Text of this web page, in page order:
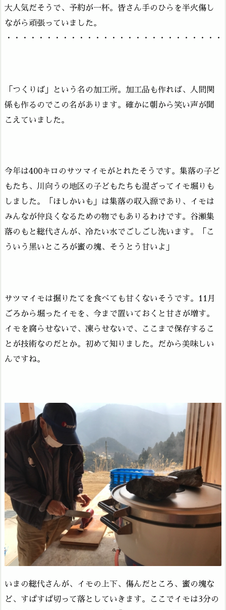
大人気だそうで、予約が一杯。皆さん手のひらを半火傷し
ながら頑張っていました。
・・・・・・・・・・・・・・・・・・・・・・・・・・
「つくりば」という名の加工所。加工品も作れば、人間関
係も作るのでこの名があります。確かに朝から笑い声が聞
こえていました。
今年は400キロのサツマイモがとれたそうです。集落の子ど
もたち、川向うの地区の子どもたちも混ざってイモ堀りも
しました。「ほしかいも」は集落の収入源であり、イモは
みんなが仲良くなるための物でもありるわけです。谷瀬集
落のもと総代さんが、冷たい水でごしごし洗います。「こ
ういう黒いところが蜜の塊、そうとう甘いよ」
サツマイモは掘りたてを食べても甘くないそうです。11月
ごろから堀ったイモを、今まで置いておくと甘さが増す。
イモを腐らせないで、凍らせないで、ここまで保存するこ
とが技術なのだとか。初めて知りました。だから美味しい
んですね。
いまの総代さんが、イモの上下、傷んだところ、蜜の塊な
ど、すぱすぱ切って落としていきます。ここでイモは3分の